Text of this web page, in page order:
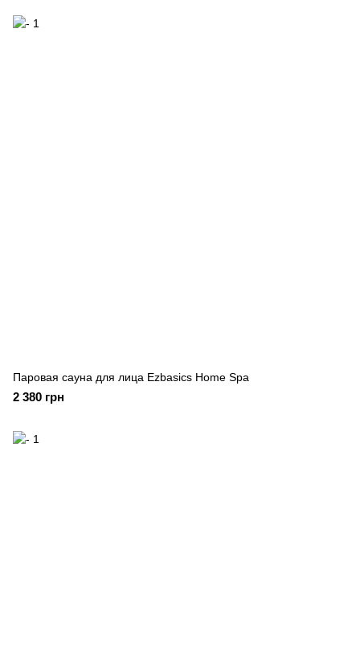
Паровая сауна для лица Ezbasics Home Spa
2 380 грн